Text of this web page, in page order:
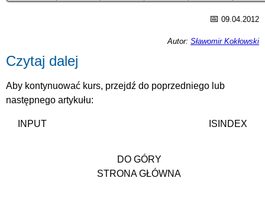
📅 09.04.2012
Autor: Sławomir Kokłowski
Czytaj dalej
Aby kontynuować kurs, przejdź do poprzedniego lub
następnego artykułu:
INPUT ISINDEX
DO GÓRY
STRONA GŁÓWNA